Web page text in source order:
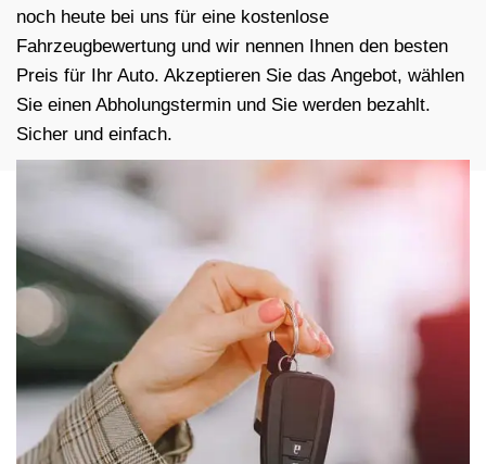
noch heute bei uns für eine kostenlose
Fahrzeugbewertung und wir nennen Ihnen den besten
Preis für Ihr Auto. Akzeptieren Sie das Angebot, wählen
Sie einen Abholungstermin und Sie werden bezahlt.
Sicher und einfach.